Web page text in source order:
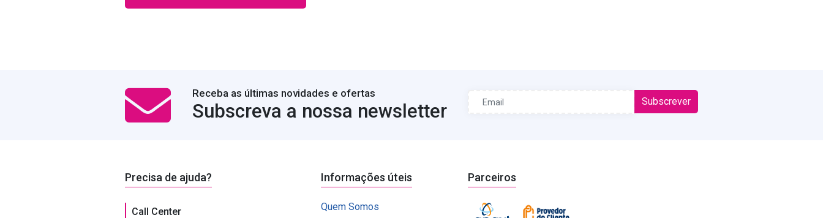
Receba as últimas novidades e ofertas
Subscreva a nossa newsletter Subscrever
Precisa de ajuda?
Call Center
Informações úteis
Quem Somos
Parceiros